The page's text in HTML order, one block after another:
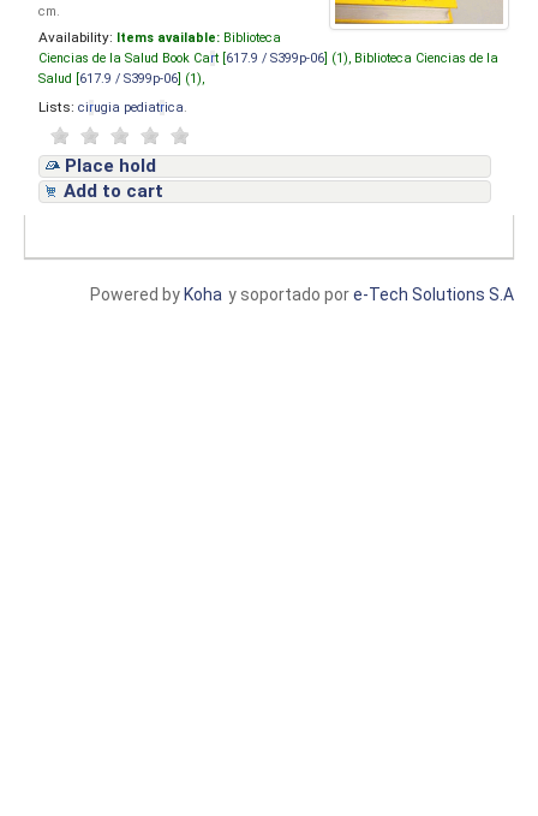
cm.
Availability: Items available: Biblioteca
Ciencias de la Salud Book Cart [ 617.9 / S399p-06 ] (1), Biblioteca Ciencias de la
Salud [ 617.9 / S399p-06 ] (1),
Lists: cirugia pediatrica
Place hold
Add to cart
y soportado pore-Tech Solutions S.A
Powered by Koha